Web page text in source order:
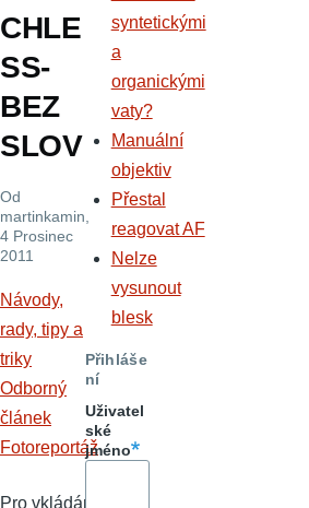
CHLE
SS-
BEZ
SLOV
Od
martinkamin
4 Prosinec
2011
Návody,
rady, tipy a
triky
Odborný
článek
Fotoreportáž
Pro vkládání
syntetickými
a
organickými
vaty?
Manuální
objektiv
Přestal
reagovat AF
Nelze
vysunout
blesk
Přihláše
ní
Uživatel
ské
jméno